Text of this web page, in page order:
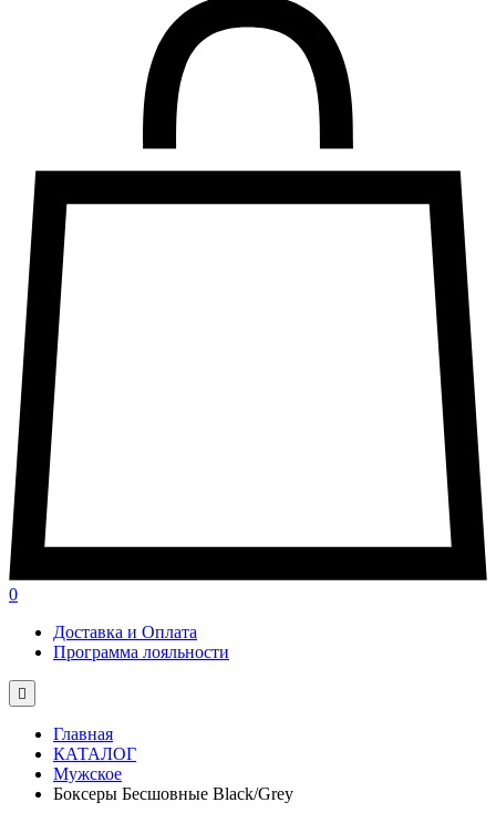
0
Доставка и Оплата
Программа лояльности

Главная
КАТАЛОГ
Мужское
Боксеры Бесшовные Black/Grey